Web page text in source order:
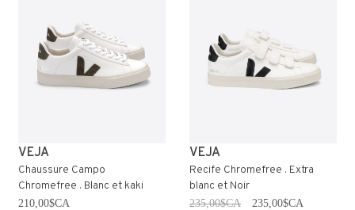
VEJA
Chaussure Campo
Chromefree . Blanc et kaki
210,00$CA
VEJA
Recife Chromefree . Extra
blanc et Noir
235,00$CA 235,00$CA